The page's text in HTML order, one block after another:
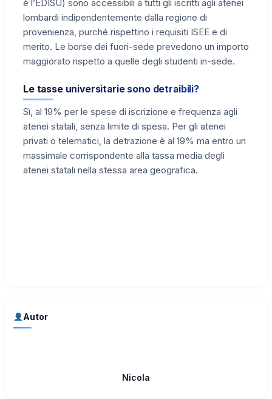
è l’EDISU) sono accessibili a tutti gli iscritti agli atenei
lombardi indipendentemente dalla regione di
provenienza, purché rispettino i requisiti ISEE e di
merito. Le borse dei fuori-sede prevedono un importo
maggiorato rispetto a quelle degli studenti in-sede.
Le tasse universitarie sono detraibili?
Sì, al 19% per le spese di iscrizione e frequenza agli
atenei statali, senza limite di spesa. Per gli atenei
privati o telematici, la detrazione è al 19% ma entro un
massimale corrispondente alla tassa media degli
atenei statali nella stessa area geografica.
Autor
Nicola